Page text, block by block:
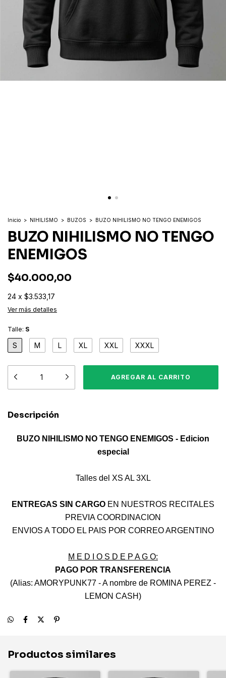
Inicio > NIHILISMO > BUZOS > BUZO NIHILISMO NO TENGO ENEMIGOS
BUZO NIHILISMO NO TENGO
ENEMIGOS
$40.000,00
24 x $3.533,17
Ver más detalles
Talle: S
S M L XL XXL XXXL
Descripción
BUZO NIHILISMO NO TENGO ENEMIGOS - Edicion
especial
Talles del XS AL 3XL
ENTREGAS SIN CARGO EN NUESTROS RECITALES
PREVIA COORDINACION
ENVIOS A TODO EL PAIS POR CORREO ARGENTINO
M E D I O S D E P A G O:
PAGO POR TRANSFERENCIA
(Alias: AMORYPUNK77 - A nombre de ROMINA PEREZ -
LEMON CASH)
Productos similares